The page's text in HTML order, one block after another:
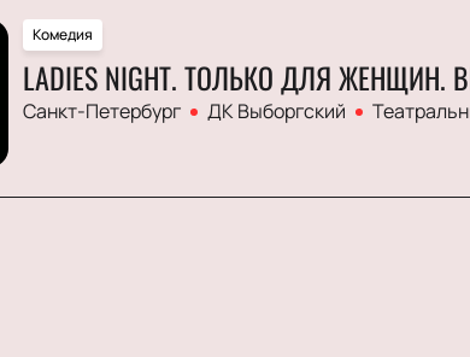
Комедия
LADIES NIGHT. ТОЛЬКО ДЛЯ ЖЕНЩИН.
Санкт-Петербург ДК Выборгский